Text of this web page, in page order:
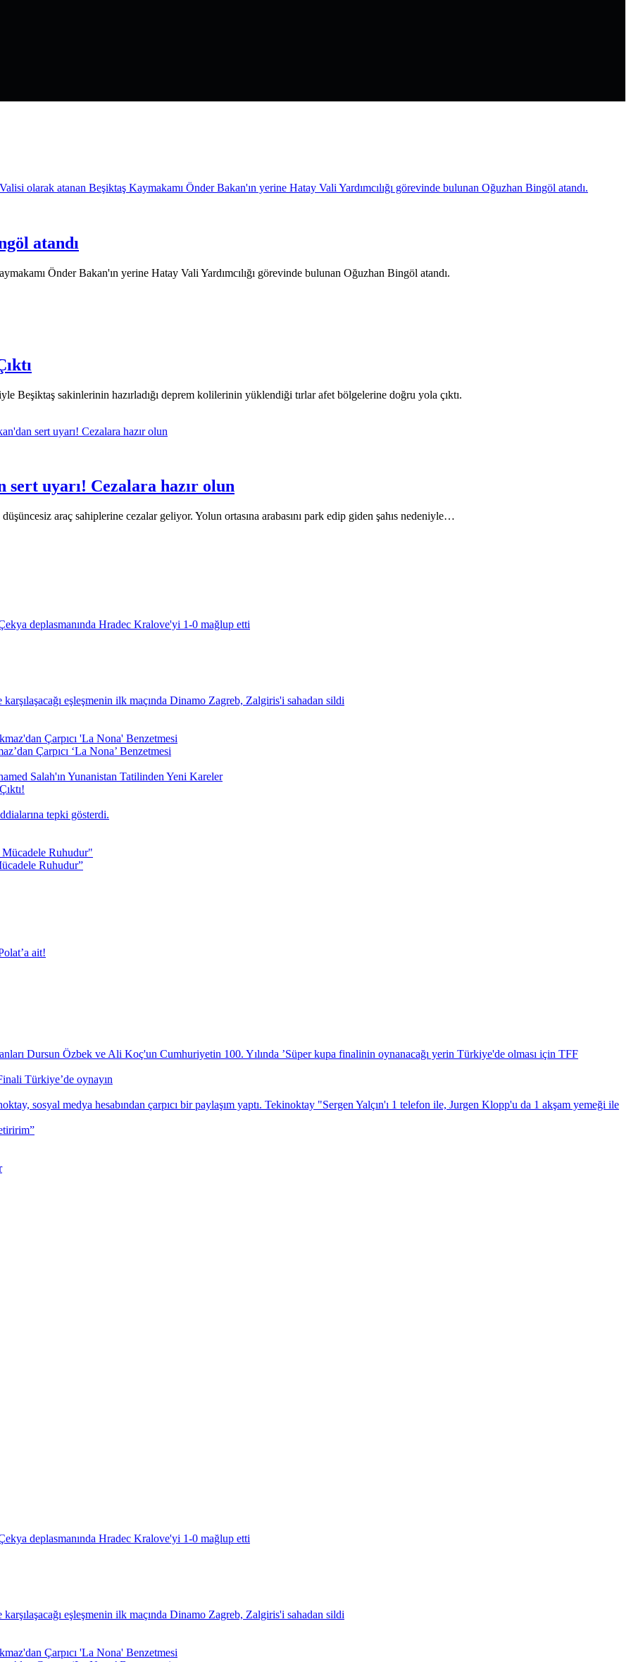
atandı
Önder Bakan'ın yerine Hatay Vali Yardımcılığı görevinde bulunan Oğuzhan Bingöl atandı.
Beşiktaş sakinlerinin hazırladığı deprem kolilerinin yüklendiği tırlar afet bölgelerine doğru yola çıktı.
sert uyarı! Cezalara hazır olun
araç sahiplerine cezalar geliyor. Yolun ortasına arabasını park edip giden şahıs nedeniyle…
Çarpıcı ‘La Nona’ Benzetmesi
Ruhudur”
ait!
Türkiye’de oynayın